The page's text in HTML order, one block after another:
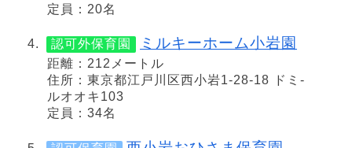
定員：20名
認可外保育園 ミルキーホーム小岩園
距離：212メートル
住所：東京都江戸川区西小岩1-28-18 ドミ-
ルオオキ103
定員：34名